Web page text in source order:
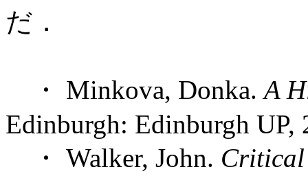
だ．
・ Minkova, Donka.A
Edinburgh: Edinburgh UP,
・ Walker, John.